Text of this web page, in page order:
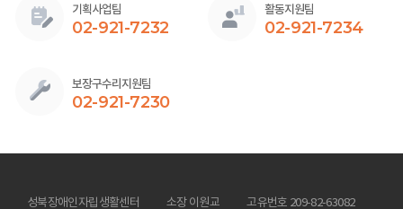
기획사업팀
02-921-7232
활동지원팀
02-921-7234
보장구수리지원팀
02-921-7230
성북장애인자립생활센터 소장 이원교 고유번호 209-82-63082